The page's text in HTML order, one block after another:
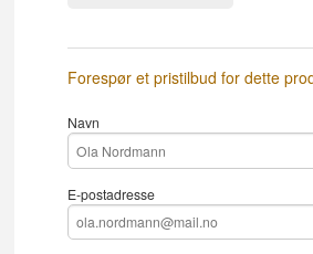
Forespør et pristilbud for dette
Navn
E-postadresse